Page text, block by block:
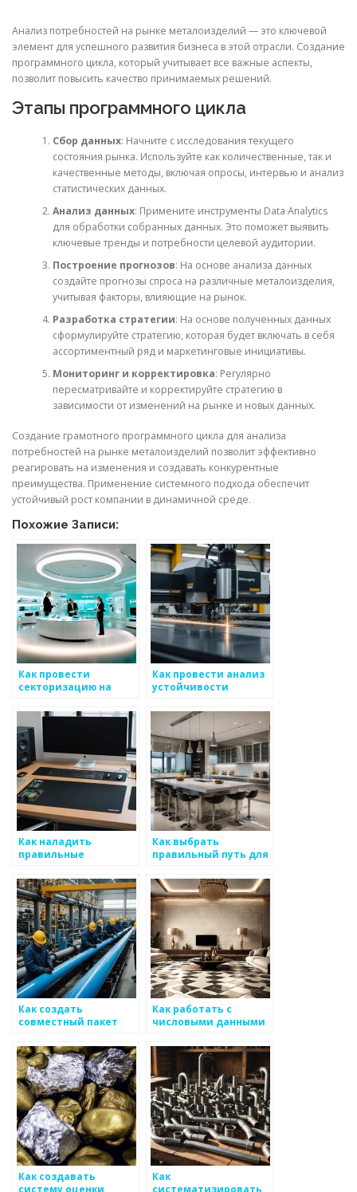
Анализ потребностей на рынке металоизделий — это ключевой
элемент для успешного развития бизнеса в этой отрасли. Создание
программного цикла, который учитывает все важные аспекты,
позволит повысить качество принимаемых решений.
Этапы программного цикла
Сбор данных: Начните с исследования текущего
состояния рынка. Используйте как количественные, так и
качественные методы, включая опросы, интервью и анализ
статистических данных.
Анализ данных: Примените инструменты Data Analytics
для обработки собранных данных. Это поможет выявить
ключевые тренды и потребности целевой аудитории.
Построение прогнозов: На основе анализа данных
создайте прогнозы спроса на различные металоизделия,
учитывая факторы, влияющие на рынок.
Разработка стратегии: На основе полученных данных
сформулируйте стратегию, которая будет включать в себя
ассортиментный ряд и маркетинговые инициативы.
Мониторинг и корректировка: Регулярно
пересматривайте и корректируйте стратегию в
зависимости от изменений на рынке и новых данных.
Создание грамотного программного цикла для анализа
потребностей на рынке металоизделий позволит эффективно
реагировать на изменения и создавать конкурентные
преимущества. Применение системного подхода обеспечит
устойчивый рост компании в динамичной среде.
Похожие Записи:
Как провести
секторизацию на
металоизделий для
дальнейшего
анализа
Как провести анализ
устойчивости
металоизделий
Как наладить
правильные
потребительских
сегментов на рынке
металоизделий
Как выбрать
правильный путь для
специальных
технологий на рынке
металоизделий
Как создать
совместный пакет
анализа на рынке
металлоизделий
Как работать с
числовыми данными
металоизделий
Как создавать
систему оценки
Как
систематизировать